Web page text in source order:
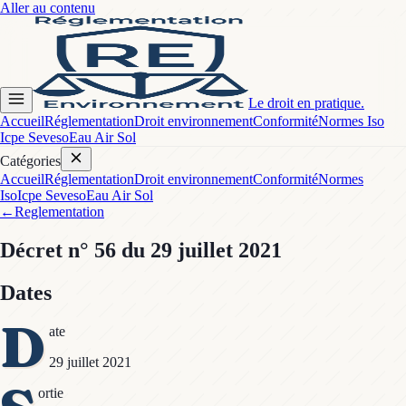
Aller au contenu
Le droit en pratique.
AccueilRéglementationDroit environnementConformitéNormes Iso
Icpe SevesoEau Air Sol
Catégories
AccueilRéglementationDroit environnementConformitéNormes
IsoIcpe SevesoEau Air Sol
←Reglementation
Décret n° 56 du 29 juillet 2021
Dates
D ate
29 juillet 2021
ortie